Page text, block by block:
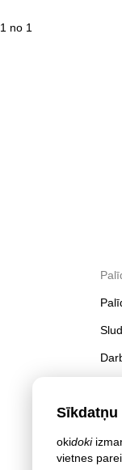
1 no 1
Sīkdatņu
okidoki
vietnes